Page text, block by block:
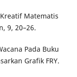
Matematis
9, 20–26.
Pada Buku
Grafik FRY.